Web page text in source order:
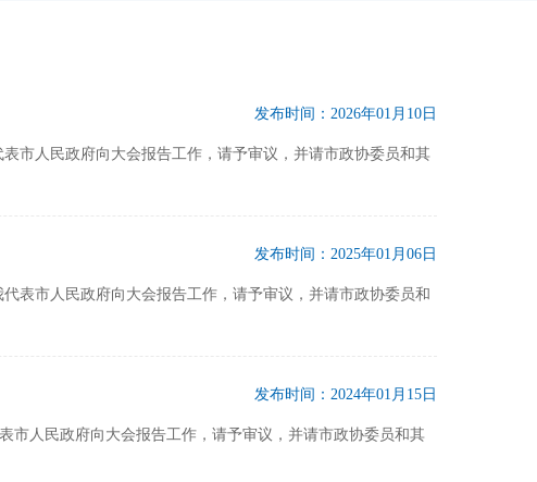
发布时间：2026年01月10日
市人民政府向大会报告工作，请予审议，并请市政协委员和其
发布时间：2025年01月06日
表市人民政府向大会报告工作，请予审议，并请市政协委员和
发布时间：2024年01月15日
人民政府向大会报告工作，请予审议，并请市政协委员和其